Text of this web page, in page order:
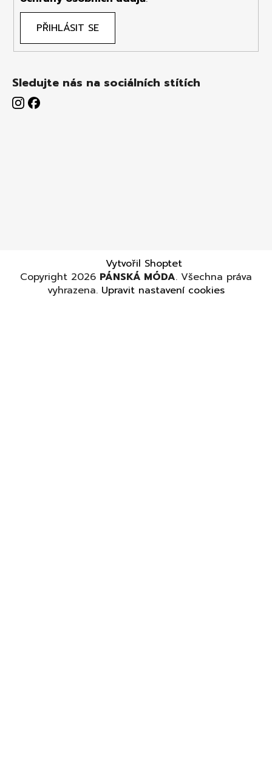
PŘIHLÁSIT SE
Sledujte nás na sociálních stítích
Vytvořil Shoptet
Copyright 2026 PÁNSKÁ MÓDA. Všechna práva
vyhrazena. Upravit nastavení cookies